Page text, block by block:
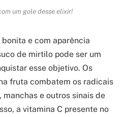
um gole desse elixir!
e com aparência
de mirtilo pode ser um
esse objetivo. Os
fruta combatem os radicais
manchas e outros sinais de
a vitamina C presente no